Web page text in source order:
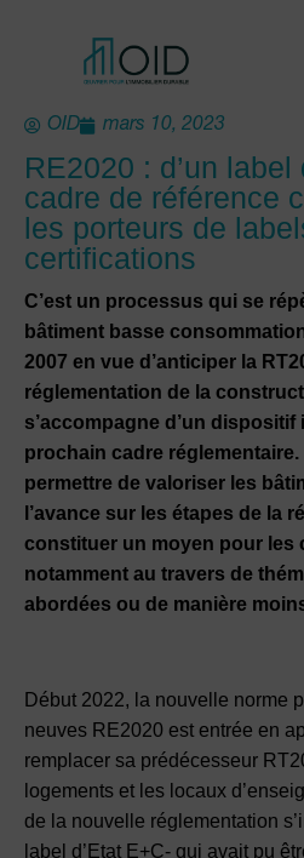
OID mars 10, 2023
RE2020 : d’un label
cadre de référence
les porteurs de
certifications
C’est un processus qui se
bâtiment basse
2007 en vue d’anticiper la
réglementation de la
s’accompagne d’un
prochain cadre réglementaire.
permettre de valoriser les
l’avance sur les étapes de la
constituer un moyen pour les
notamment au travers de
abordées ou de manière
Début 2022, la nouvelle norme
neuves RE2020 est entrée en
remplacer sa prédécesseur
logements et les locaux
de la nouvelle réglementation
label d’Etat E+C- qui avait pu